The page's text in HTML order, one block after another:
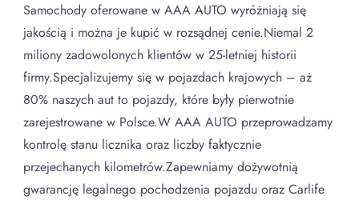
Samochody oferowane w AAA AUTO wyróżniają się
jakością i można je kupić w rozsądnej cenie.Niemal 2
miliony zadowolonych klientów w 25-letniej historii
firmy.Specjalizujemy się w pojazdach krajowych – aż
80% naszych aut to pojazdy, które były pierwotnie
zarejestrowane w Polsce.W AAA AUTO przeprowadzamy
kontrolę stanu licznika oraz liczby faktycznie
przejechanych kilometrów.Zapewniamy dożywotnią
gwarancję legalnego pochodzenia pojazdu oraz Carlife